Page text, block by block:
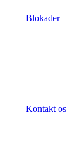
Blokader
Kontakt os